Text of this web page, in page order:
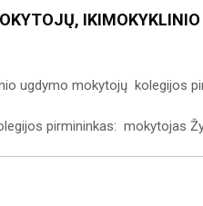
ugdymo mokytojų kolegijos
pirmininkas: mokytojas